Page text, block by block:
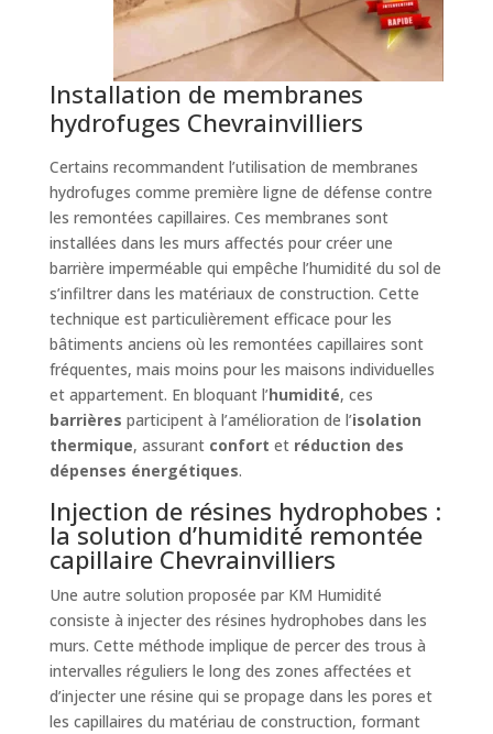
Installation de membranes
hydrofuges Chevrainvilliers
Certains recommandent l’utilisation de membranes
hydrofuges comme première ligne de défense contre
les remontées capillaires. Ces membranes sont
installées dans les murs affectés pour créer une
barrière imperméable qui empêche l’humidité du sol de
s’infiltrer dans les matériaux de construction. Cette
technique est particulièrement efficace pour les
bâtiments anciens où les remontées capillaires sont
fréquentes, mais moins pour les maisons individuelles
et appartement. En bloquant l’humidité, ces
barrières participent à l’amélioration de l’isolation
thermique, assurant confort et réduction des
dépenses énergétiques.
Injection de résines hydrophobes :
la solution d’humidité remontée
capillaire Chevrainvilliers
Une autre solution proposée par KM Humidité
consiste à injecter des résines hydrophobes dans les
murs. Cette méthode implique de percer des trous à
intervalles réguliers le long des zones affectées et
d’injecter une résine qui se propage dans les pores et
les capillaires du matériau de construction, formant